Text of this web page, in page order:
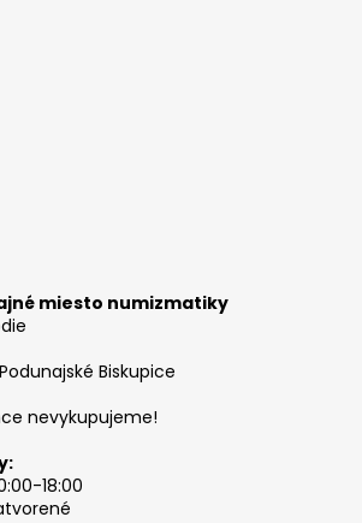
miesto numizmatiky
Biskupice
nevykupujeme!
18:00